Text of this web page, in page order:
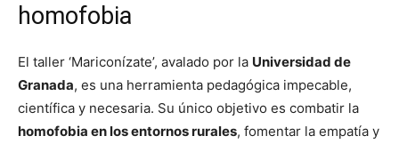
homofobia
El taller ‘Mariconízate’, avalado por la Universidad de
Granada, es una herramienta pedagógica impecable,
científica y necesaria. Su único objetivo es combatir la
homofobia en los entornos rurales, fomentar la empatía y